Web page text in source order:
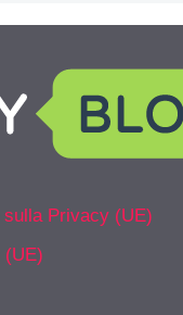
sulla Privacy (UE)
(UE)